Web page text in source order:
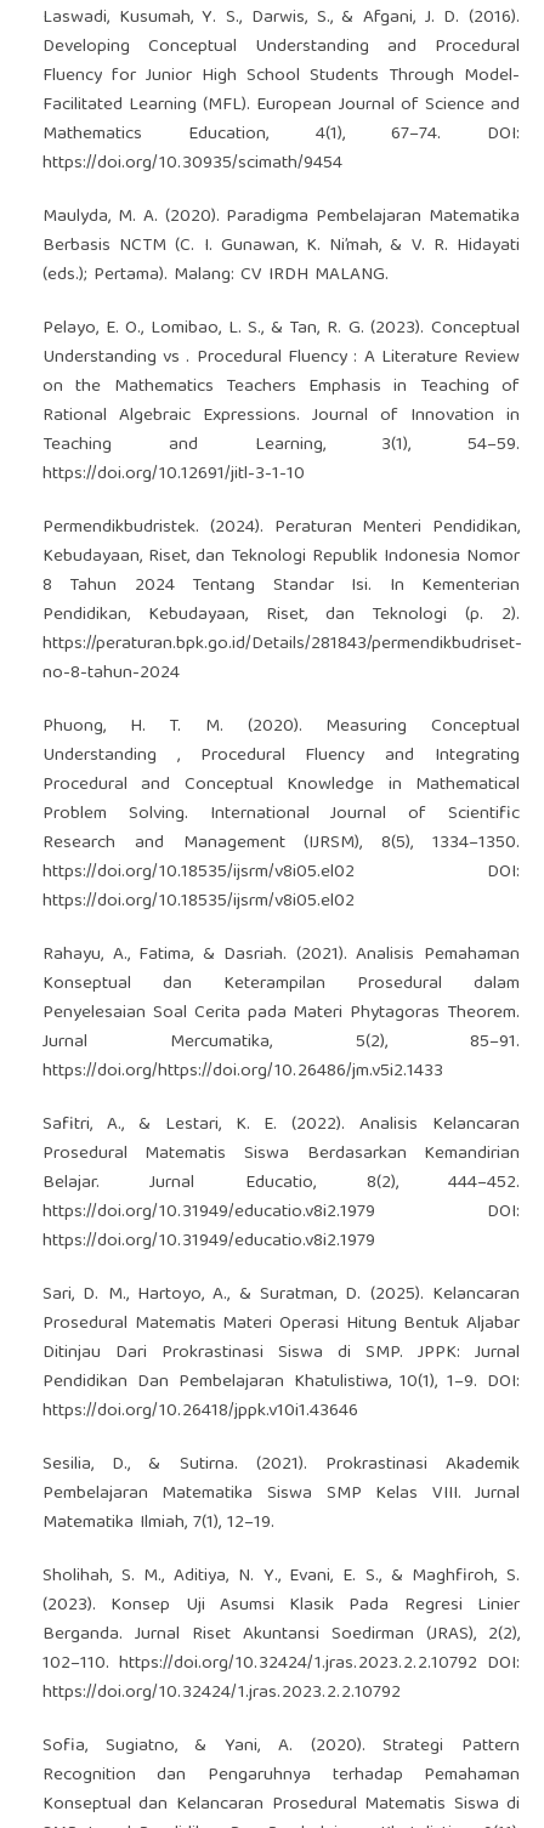
Laswadi, Kusumah, Y. S., Darwis, S., & Afgani, J. D. (2016).
Developing Conceptual Understanding and Procedural
Fluency for Junior High School Students Through Model-
Facilitated Learning (MFL). European Journal of Science and
Mathematics Education, 4(1), 67–74. DOI:
https://doi.org/10.30935/scimath/9454
Maulyda, M. A. (2020). Paradigma Pembelajaran Matematika
Berbasis NCTM (C. I. Gunawan, K. Ni’mah, & V. R. Hidayati
(eds.); Pertama). Malang: CV IRDH MALANG.
Pelayo, E. O., Lomibao, L. S., & Tan, R. G. (2023). Conceptual
Understanding vs . Procedural Fluency : A Literature Review
on the Mathematics Teachers Emphasis in Teaching of
Rational Algebraic Expressions. Journal of Innovation in
Teaching and Learning, 3(1), 54–59.
https://doi.org/10.12691/jitl-3-1-10
Permendikbudristek. (2024). Peraturan Menteri Pendidikan,
Kebudayaan, Riset, dan Teknologi Republik Indonesia Nomor
8 Tahun 2024 Tentang Standar Isi. In Kementerian
Pendidikan, Kebudayaan, Riset, dan Teknologi (p. 2).
https://peraturan.bpk.go.id/Details/281843/permendikbudriset-
no-8-tahun-2024
Phuong, H. T. M. (2020). Measuring Conceptual
Understanding , Procedural Fluency and Integrating
Procedural and Conceptual Knowledge in Mathematical
Problem Solving. International Journal of Scientific
Research and Management (IJRSM), 8(5), 1334–1350.
https://doi.org/10.18535/ijsrm/v8i05.el02 DOI:
https://doi.org/10.18535/ijsrm/v8i05.el02
Rahayu, A., Fatima, & Dasriah. (2021). Analisis Pemahaman
Konseptual dan Keterampilan Prosedural dalam
Penyelesaian Soal Cerita pada Materi Phytagoras Theorem.
Jurnal Mercumatika, 5(2), 85–91.
https://doi.org/https://doi.org/10.26486/jm.v5i2.1433
Safitri, A., & Lestari, K. E. (2022). Analisis Kelancaran
Prosedural Matematis Siswa Berdasarkan Kemandirian
Belajar. Jurnal Educatio, 8(2), 444–452.
https://doi.org/10.31949/educatio.v8i2.1979 DOI:
https://doi.org/10.31949/educatio.v8i2.1979
Sari, D. M., Hartoyo, A., & Suratman, D. (2025). Kelancaran
Prosedural Matematis Materi Operasi Hitung Bentuk Aljabar
Ditinjau Dari Prokrastinasi Siswa di SMP. JPPK: Jurnal
Pendidikan Dan Pembelajaran Khatulistiwa, 10(1), 1–9. DOI:
https://doi.org/10.26418/jppk.v10i1.43646
Sesilia, D., & Sutirna. (2021). Prokrastinasi Akademik
Pembelajaran Matematika Siswa SMP Kelas VIII. Jurnal
Matematika Ilmiah, 7(1), 12–19.
Sholihah, S. M., Aditiya, N. Y., Evani, E. S., & Maghfiroh, S.
(2023). Konsep Uji Asumsi Klasik Pada Regresi Linier
Berganda. Jurnal Riset Akuntansi Soedirman (JRAS), 2(2),
102–110. https://doi.org/10.32424/1.jras.2023.2.2.10792 DOI:
https://doi.org/10.32424/1.jras.2023.2.2.10792
Sofia, Sugiatno, & Yani, A. (2020). Strategi Pattern
Recognition dan Pengaruhnya terhadap Pemahaman
Konseptual dan Kelancaran Prosedural Matematis Siswa di